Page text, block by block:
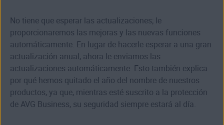
No tiene que esperar las actualizaciones; le
proporcionaremos las mejoras y las nuevas funciones
automáticamente. En lugar de hacerle esperar a una gran
actualización anual, ahora le enviamos las
actualizaciones automáticamente. Esto también explica
por qué hemos quitado el año del nombre de nuestros
productos, ya que, mientras esté suscrito a la protección
de AVG Business, su seguridad siempre estará al día.